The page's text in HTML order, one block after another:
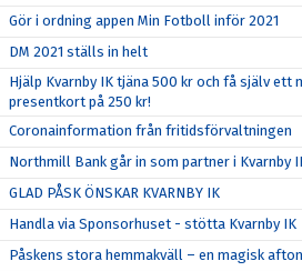
Gör i ordning appen Min Fotboll inför 2021
DM 2021 ställs in helt
Hjälp Kvarnby IK tjäna 500 kr och få själv ett
presentkort på 250 kr!
Coronainformation från fritidsförvaltningen
Northmill Bank går in som partner i Kvarnby
GLAD PÅSK ÖNSKAR KVARNBY IK
Handla via Sponsorhuset - stötta Kvarnby IK
Påskens stora hemmakväll – en magisk